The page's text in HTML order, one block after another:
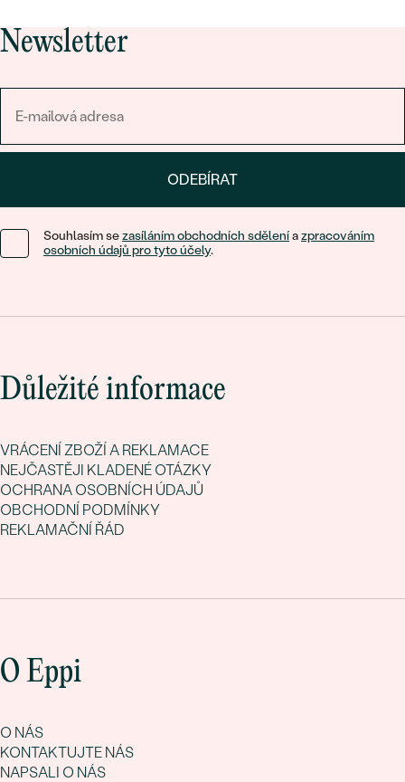
Newsletter
ODEBÍRAT
Souhlasím sezasíláním obchodních sděleníazpracováním
osobních údajů pro tyto účely.
Důležité informace
VRÁCENÍ ZBOŽÍ A REKLAMACE
NEJČASTĚJI KLADENÉ OTÁZKY
OCHRANA OSOBNÍCH ÚDAJŮ
OBCHODNÍ PODMÍNKY
REKLAMAČNÍ ŘÁD
O Eppi
O NÁS
KONTAKTUJTE NÁS
NAPSALI O NÁS